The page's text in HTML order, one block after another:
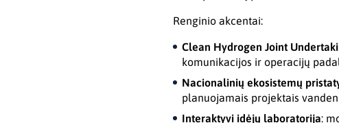
Renginio akcentai:
Clean Hydrogen Joint
komunikacijos ir operacijų
Nacionalinių ekosistemų
planuojamais projektais
Interaktyvi idėjų laboratorija: